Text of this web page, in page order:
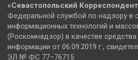
«Севастопольский
Федеральной службой по надзору в
информационных технологий и
(Роскомнадзор) в качестве
информации от 06.09.2019 г.,
ЭЛ № ФС 77–76715